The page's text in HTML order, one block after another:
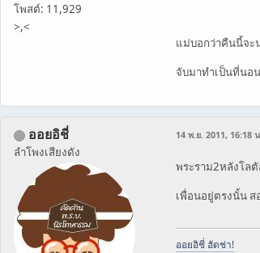
โพสต์: 11,929
>,<
แม่บอกว่าคืนนี้จะ
จับมาทำเป็นที่นอ
ออยอิชี่
ลำโพงเสียงดัง
14 พ.ย. 2011, 16:18
พระราม2หลังโล
เพื่อนอยู่ตรงนั้น
ออยอิชี่ ฮัดช่า!